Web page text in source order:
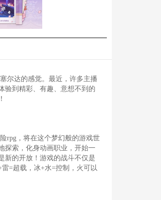
尔达的感觉。最近，许多主播
验到精彩、有趣、意想不到的
rpg，将在这个梦幻般的游戏世
探索，化身动画职业，开始一
新的开放！游戏的战斗不仅是
=超载，冰+水=控制，火可以